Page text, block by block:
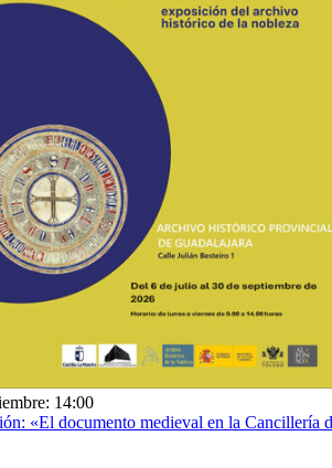
14:00
«El documento medieval en la Cancillería